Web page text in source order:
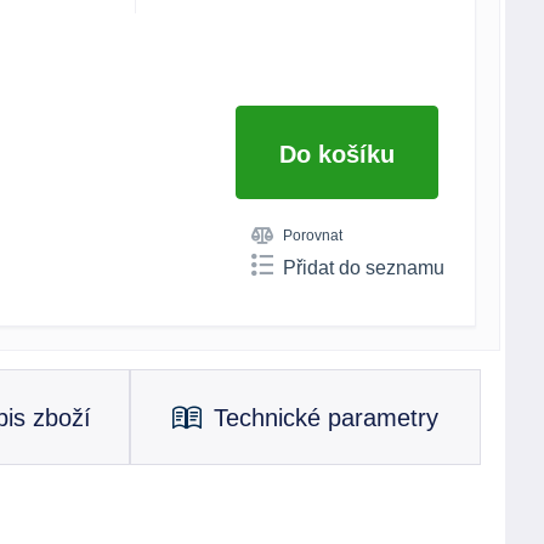
Do košíku
Porovnat
Přidat do seznamu
zboží Technické parametry